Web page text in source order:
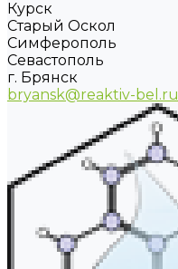
Курск
Старый Оскол
Симферополь
Севастополь
г. Брянск
bryansk@reaktiv-bel.ru